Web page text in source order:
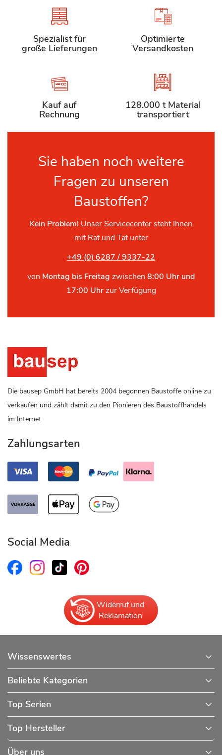
Spezialist für
große Lieferungen
Optimierte
Versandkosten
Kauf auf
Rechnung
128.000 t Material
transportiert
Sie haben noch weitere
Fragen zu unseren
Baustoffen?
Kein Problem! Unser Servicecenter steht Ihnen
mit Rat und Tat unter
+49 (0) 6287 / 9337-22
von Montag bis Freitag zwischen 8:00 Uhr und
17:00 Uhrzur Verfügung
Die bausep GmbH hat bereits 2004 begonnen Baustoffe online zu
verkaufen und zählt damit zu den Pionieren des Baustoffhandels
im Internet.
Zahlungsarten
Social Media
Widerruf und
Reklamation
Wissenswertes
Beliebte Kategorien
Top Serien
Top Hersteller
Über uns